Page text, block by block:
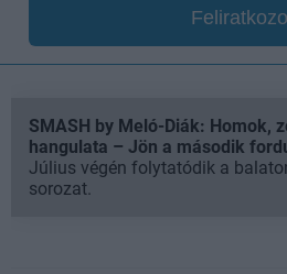
SMASH by Meló-Diák: Homok,
hangulata – Jön a második
Július végén folytatódik a
sorozat.